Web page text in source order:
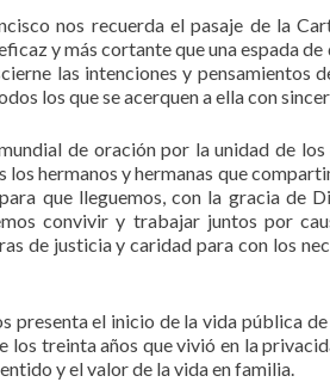
nos recuerda el pasaje de la
y más cortante que una espada
las intenciones y pensamientos
los que se acerquen a ella con
de oración por la unidad de
hermanos y hermanas que
que lleguemos, con la gracia de
convivir y trabajar juntos por
de justicia y caridad para con los
presenta el inicio de la vida pública
los treinta años que vivió en la
y el valor de la vida en familia.